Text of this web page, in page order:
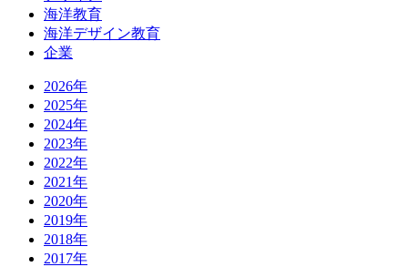
海洋教育
海洋デザイン教育
企業
2026年
2025年
2024年
2023年
2022年
2021年
2020年
2019年
2018年
2017年